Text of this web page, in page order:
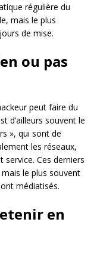
régulière du
mais le plus
de mise.
ou pas
peut faire du
d’ailleurs souvent le
», qui sont de
les réseaux,
Ces derniers
le plus souvent
médiatisés.
en